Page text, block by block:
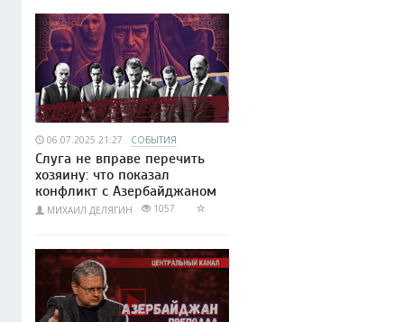
06.07.2025 21:27 СОБЫТИЯ
Слуга не вправе перечить
хозяину: что показал
конфликт с Азербайджаном
МИХАИЛ ДЕЛЯГИН 1057